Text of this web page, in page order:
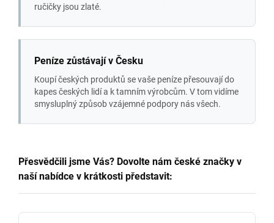
ručičky jsou zlaté.
Peníze zůstávají v Česku
Koupí českých produktů se vaše peníze přesouvají do
kapes českých lidí a k tamním výrobcům. V tom vidíme
smysluplný způsob vzájemné podpory nás všech.
Přesvědčili jsme Vás? Dovolte nám české značky v
naší nabídce v krátkosti představit: